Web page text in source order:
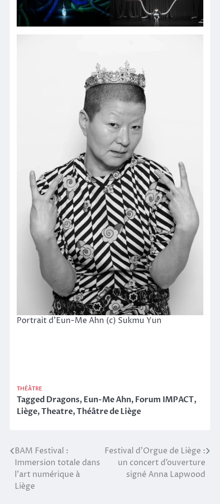
Portrait d’Eun-Me Ahn (c) Sukmu Yun
THÉÂTRE
TaggedDragons,Eun-Me Ahn,Forum IMPACT,
Liège,Theatre,Théâtre de Liège
Navigation
de
l’article
BAM Festival :
Immersion totale dans
l’art numérique à
Liège
Festival d’Orgue de Liège :
un concert d’ouverture
signé Anna Lapwood